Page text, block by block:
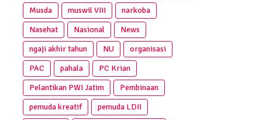
Musda
muswil VIII
narkoba
Nasehat
Nasional
News
ngaji akhir tahun
NU
organisasi
PAC
pahala
PC Krian
Pelantikan PWI Jatim
Pembinaan
pemuda kreatif
pemuda LDII